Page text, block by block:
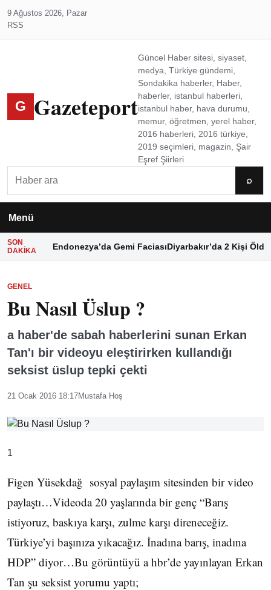
9 Ağustos 2026, Pazar
RSS
G Gazeteport
Güncel Haber sitesi, siyaset,
medya, Türkiye gündemi,
Sondakika haberler, Haber,
haberler, istanbul haberleri,
istanbul haber, hava durumu,
memur, öğretmen, yerel haber,
2016 haberleri, 2016 türkiye,
2019 seçimleri, magazin, Şair
Eşref Şiirleri
⌕
Menü
SON
DAKIKA
Endonezya’da Gemi FaciasıDiyarbakır’da 2 Kişi Öldü
GENEL
Bu Nasıl Üslup ?
a haber'de sabah haberlerini sunan Erkan
Tan'ı bir videoyu eleştirirken kullandığı
seksist üslup tepki çekti
21 Ocak 2016 18:17Mustafa Hoş
1
Figen Yüsekdağ sosyal paylaşım sitesinden bir video
paylaştı…Videoda 20 yaşlarında bir genç “Barış
istiyoruz, baskıya karşı, zulme karşı direneceğiz.
Türkiye’yi başınıza yıkacağız. İnadına barış, inadına
HDP” diyor…Bu görüntüyü a hbr’de yayınlayan Erkan
Tan şu seksist yorumu yaptı;